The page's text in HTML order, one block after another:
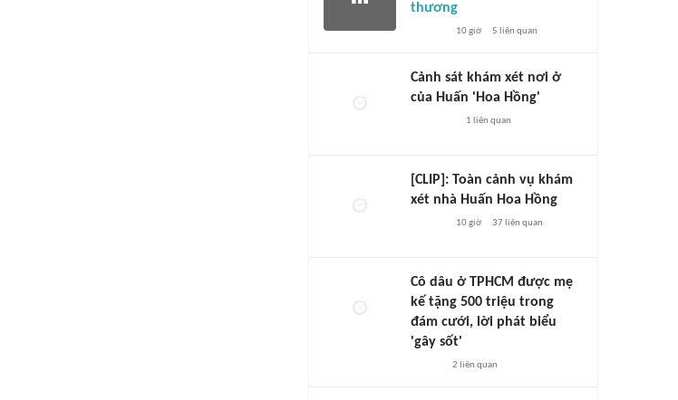
thương
10 giờ 5 liên quan
Cảnh sát khám xét nơi ở
của Huấn 'Hoa Hồng'
1 liên quan
[CLIP]: Toàn cảnh vụ khám
xét nhà Huấn Hoa Hồng
10 giờ 37liên quan
Cô dâu ở TPHCM được mẹ
kế tặng 500 triệu trong
đám cưới, lời phát biểu
'gây sốt'
2 liên quan